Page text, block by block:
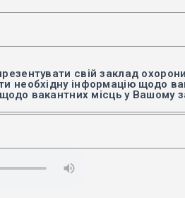
свій заклад
необхідну інформацію щодо
вакантних місць у Вашому